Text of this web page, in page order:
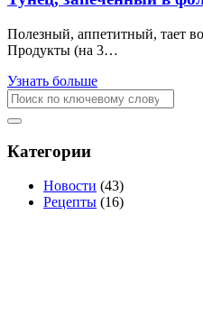
Полезный, аппетитный, тает
Продукты (на 3…
Узнать больше
Категории
Новости (43)
Рецепты (16)